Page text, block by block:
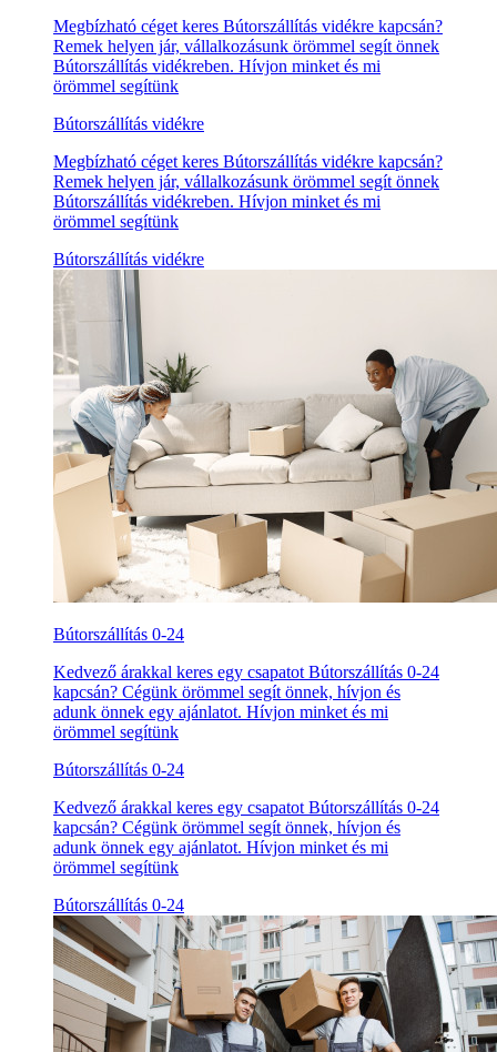
Megbízható céget keres Bútorszállítás vidékre kapcsán?
Remek helyen jár, vállalkozásunk örömmel segít önnek
Bútorszállítás vidékreben. Hívjon minket és mi
örömmel segítünk
Bútorszállítás vidékre
Megbízható céget keres Bútorszállítás vidékre kapcsán?
Remek helyen jár, vállalkozásunk örömmel segít önnek
Bútorszállítás vidékreben. Hívjon minket és mi
örömmel segítünk
Bútorszállítás vidékre
Bútorszállítás 0-24
Kedvező árakkal keres egy csapatot Bútorszállítás 0-24
kapcsán? Cégünk örömmel segít önnek, hívjon és
adunk önnek egy ajánlatot. Hívjon minket és mi
örömmel segítünk
Bútorszállítás 0-24
Kedvező árakkal keres egy csapatot Bútorszállítás 0-24
kapcsán? Cégünk örömmel segít önnek, hívjon és
adunk önnek egy ajánlatot. Hívjon minket és mi
örömmel segítünk
Bútorszállítás 0-24